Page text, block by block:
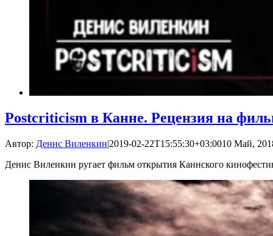
Postcriticism в Канне. Рецензия на
Автор: Денис Виленкин|2019-02-22T15:55:30+03:0010 Май,
Денис Виленкин ругает фильм открытия Каннского